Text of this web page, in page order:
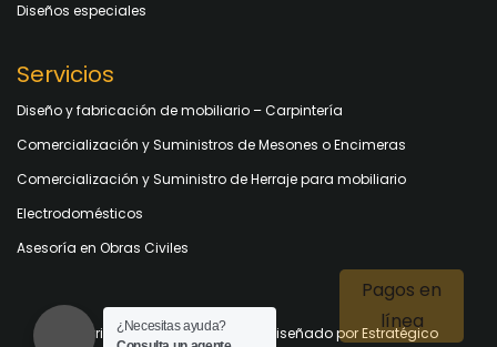
Diseños especiales
Servicios
Diseño y fabricación de mobiliario – Carpintería
Comercialización y Suministros de Mesones o Encimeras
Comercialización y Suministro de Herraje para mobiliario
Electrodomésticos
Asesoría en Obras Civiles
Copyright© 2020 MadecoArte. Diseñado por Estratégico
¿Necesitas ayuda?